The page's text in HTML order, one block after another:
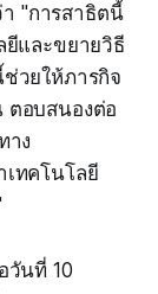
า "การสาธิตนี้
ยีและขยายวิธี
วยให้ภารกิจ
ตอบสนองต่อ
าง
ทคโนโลยี
วันที่ 10